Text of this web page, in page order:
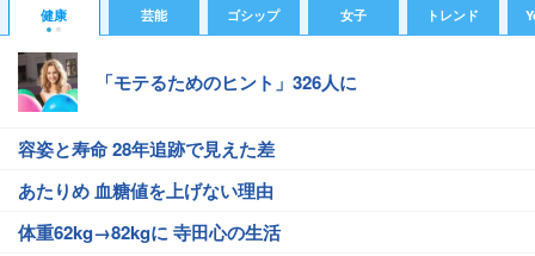
健康 芸能 ゴシップ 女子 トレンド
「モテるためのヒント」326人に
容姿と寿命 28年追跡で見えた差
あたりめ 血糖値を上げない理由
体重62kg→82kgに 寺田心の生活